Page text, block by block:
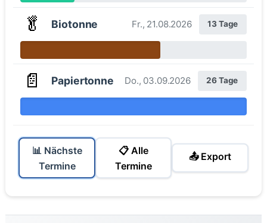
🥬 Biotonne Fr., 21.08.2026 13 Tage
📄 Papiertonne Do., 03.09.2026 26 Tage
📊 Nächste
Termine
📋 Alle
Termine
📤 Export